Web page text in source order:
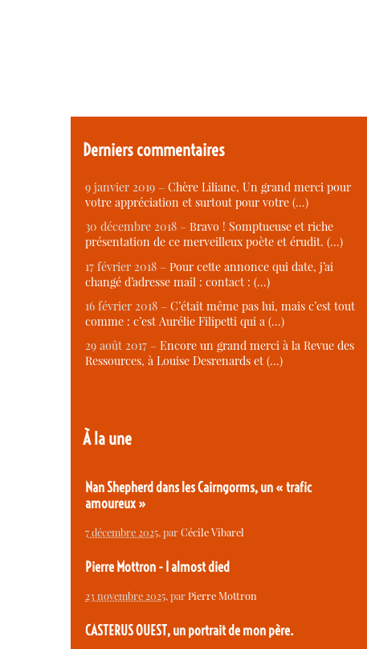
Derniers commentaires
9 janvier 2019 – Chère Liliane, Un grand merci pour
votre appréciation et surtout pour votre (…)
30 décembre 2018 – Bravo ! Somptueuse et riche
présentation de ce merveilleux poète et érudit. (…)
17 février 2018 – Pour cette annonce qui date, j’ai
changé d’adresse mail : contact : (…)
16 février 2018 – C’était même pas lui, mais c’est tout
comme : c’est Aurélie Filipetti qui a (…)
29 août 2017 – Encore un grand merci à la Revue des
Ressources, à Louise Desrenards et (…)
À la une
Nan Shepherd dans les Cairngorms, un « trafic
amoureux »
7 décembre 2025, parCécile Vibarel
Pierre Mottron - I almost died
23 novembre 2025, parPierre Mottron
CASTERUS OUEST, un portrait de mon père.